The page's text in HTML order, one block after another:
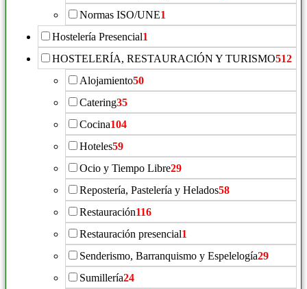
Normas ISO/UNE1
Hostelería Presencial1
HOSTELERÍA, RESTAURACIÓN Y TURISMO512
Alojamiento50
Catering35
Cocina104
Hoteles59
Ocio y Tiempo Libre29
Repostería, Pastelería y Helados58
Restauración116
Restauración presencial1
Senderismo, Barranquismo y Espelelogía29
Sumillería24